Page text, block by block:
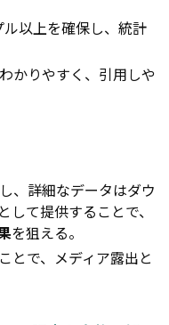
以上を確保し、統計
かりやすく、引用しや
、詳細なデータはダウ
として提供することで、
を狙える。
とで、メディア露出と